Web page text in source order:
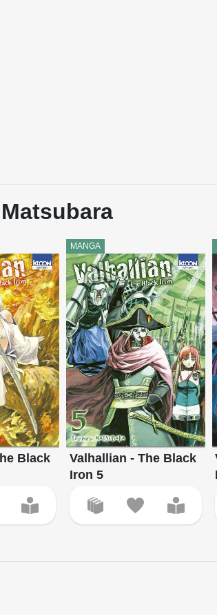
Black
MANGA
Valhallian - The Black
Iron 5